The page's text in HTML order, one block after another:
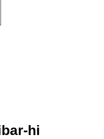
hi